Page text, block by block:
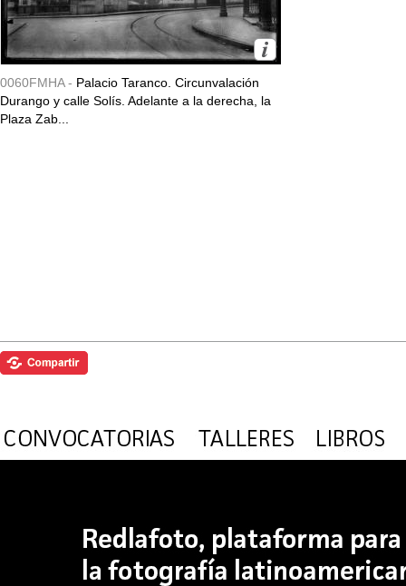
0060FMHA - Palacio Taranco. Circunvalación
Durango y calle Solís. Adelante a la derecha, la
Plaza Zab...